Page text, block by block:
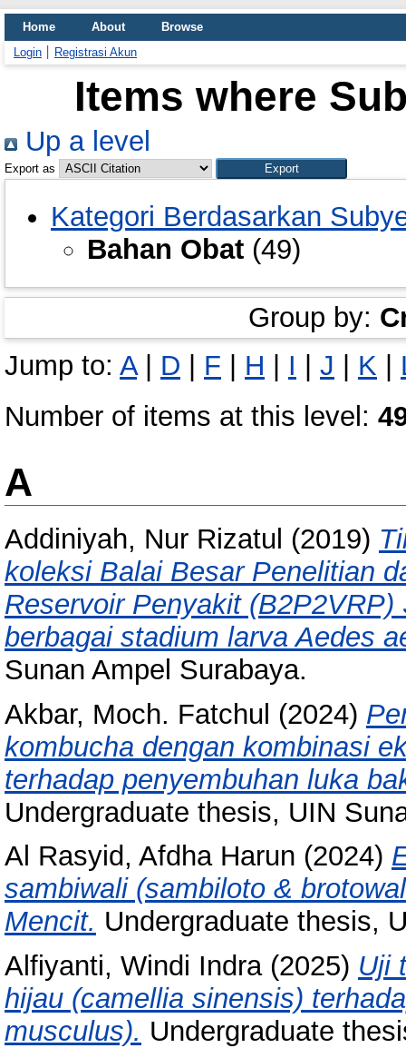
Home About
Browse
Login
Registrasi Akun
Items where
Up a level
Export as
Kategori Berdasarkan
Bahan Obat (49)
Group by:
Jump to: A| D | F | H | I | J | K |
Number of items at this level:
A
Addiniyah, Nur Rizatul (2019)
koleksi Balai Besar Penelitian
Reservoir Penyakit
berbagai stadium larva Aedes
Sunan Ampel Surabaya.
Akbar, Moch. Fatchul (2024)
kombucha dengan kombinasi
terhadap penyembuhan luka
Undergraduate thesis, UIN
Al Rasyid, Afdha Harun (2024)
sambiwali (sambiloto &
Mencit. Undergraduate thesis,
Alfiyanti, Windi Indra(2025) Uji
hijau (camellia sinensis)
musculus). Undergraduate